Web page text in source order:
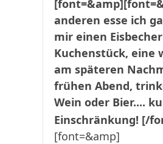
anderen esse ich
mir einen
Kuchenstück, eine
am späteren
frühen Abend,
Wein oder Bier....
Einschränkung! [/
[font=&amp]